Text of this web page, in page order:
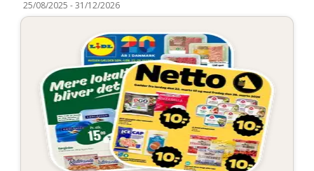
25/08/2025 -31/12/2026